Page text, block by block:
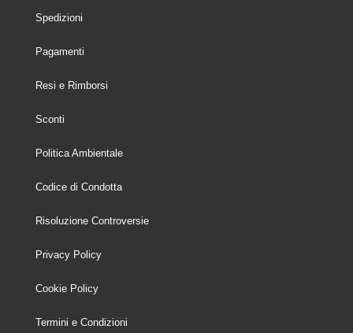
Spedizioni
Pagamenti
Resi e Rimborsi
Sconti
Politica Ambientale
Codice di Condotta
Risoluzione Controversie
Privacy Policy
Cookie Policy
Termini e Condizioni